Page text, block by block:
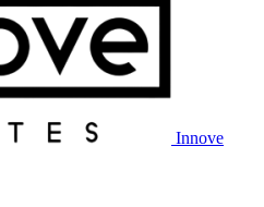
Innove